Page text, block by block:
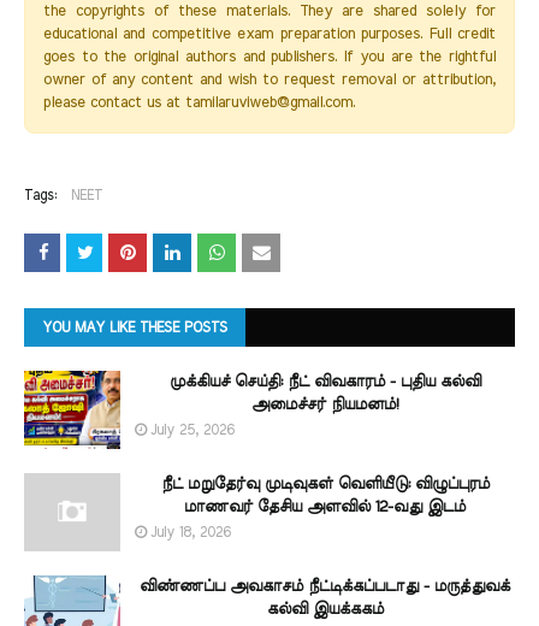
the copyrights of these materials. They are shared solely for
educational and competitive exam preparation purposes. Full credit
goes to the original authors and publishers. If you are the rightful
owner of any content and wish to request removal or attribution,
please contact us at tamilaruviweb@gmail.com.
Tags: NEET
YOU MAY LIKE THESE POSTS
முக்கியச் செய்தி: நீட் விவகாரம் - புதிய கல்வி
அமைச்சர் நியமனம்!
July 25, 2026
நீட் மறுதேர்வு முடிவுகள் வெளியீடு: விழுப்புரம்
மாணவர் தேசிய அளவில் 12-வது இடம்
July 18, 2026
விண்ணப்ப அவகாசம் நீட்டிக்கப்படாது - மருத்துவக்
கல்வி இயக்ககம்